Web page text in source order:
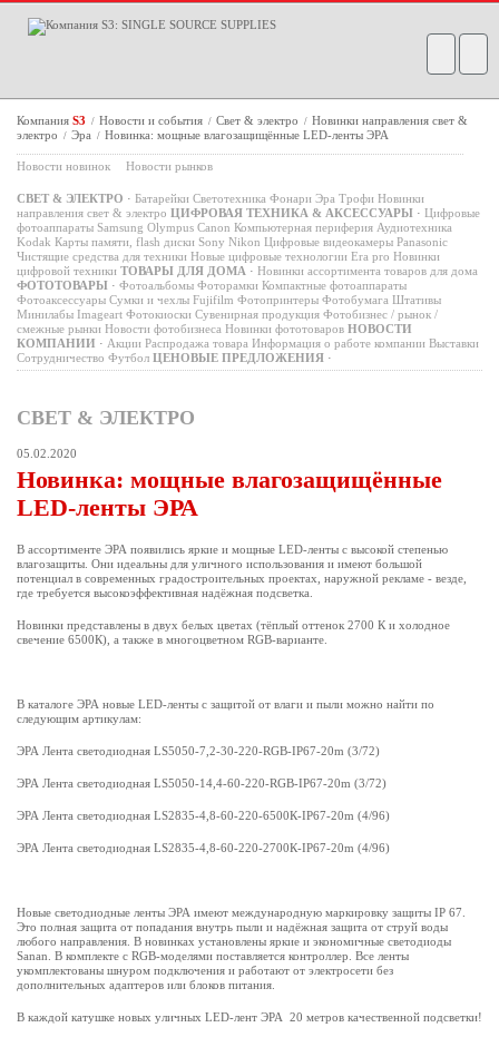
Компания S3 / Новости и события / Свет & электро / Новинки направления свет &
электро / Эра / Новинка: мощные влагозащищённые LED-ленты ЭРА
Новости новинок Новости рынков
СВЕТ & ЭЛЕКТРО · Батарейки Светотехника Фонари Эра Трофи Новинки
направления свет & электро ЦИФРОВАЯ ТЕХНИКА & АКСЕССУАРЫ · Цифровые
фотоаппараты Samsung Olympus Canon Компьютерная периферия Аудиотехника
Kodak Карты памяти, flash диски Sony Nikon Цифровые видеокамеры Panasonic
Чистящие средства для техники Новые цифровые технологии Era pro Новинки
цифровой техники ТОВАРЫ ДЛЯ ДОМА · Новинки ассортимента товаров для дома
ФОТОТОВАРЫ · Фотоальбомы Фоторамки Компактные фотоаппараты
Фотоаксессуары Сумки и чехлы Fujifilm Фотопринтеры Фотобумага Штативы
Минилабы Imageart Фотокиоски Сувенирная продукция Фотобизнес / рынок /
смежные рынки Новости фотобизнеса Новинки фототоваров НОВОСТИ
КОМПАНИИ · Акции Распродажа товара Информация о работе компании Выставки
Сотрудничество Футбол ЦЕНОВЫЕ ПРЕДЛОЖЕНИЯ ·
СВЕТ & ЭЛЕКТРО
05.02.2020
Новинка: мощные влагозащищённые
LED-ленты ЭРА
В ассортименте ЭРА появились яркие и мощные LED-ленты с высокой степенью
влагозащиты. Они идеальны для уличного использования и имеют большой
потенциал в современных градостроительных проектах, наружной рекламе - везде,
где требуется высокоэффективная надёжная подсветка.
Новинки представлены в двух белых цветах (тёплый оттенок 2700 К и холодное
свечение 6500К), а также в многоцветном RGB-варианте.
В каталоге ЭРА новые LED-ленты с защитой от влаги и пыли можно найти по
следующим артикулам:
ЭРА Лента светодиодная LS5050-7,2-30-220-RGB-IP67-20m (3/72)
ЭРА Лента светодиодная LS5050-14,4-60-220-RGB-IP67-20m (3/72)
ЭРА Лента светодиодная LS2835-4,8-60-220-6500К-IP67-20m (4/96)
ЭРА Лента светодиодная LS2835-4,8-60-220-2700К-IP67-20m (4/96)
Новые светодиодные ленты ЭРА имеют международную маркировку защиты IP 67.
Это полная защита от попадания внутрь пыли и надёжная защита от струй воды
любого направления. В новинках установлены яркие и экономичные светодиоды
Sanan. В комплекте с RGB-моделями поставляется контроллер. Все ленты
укомплектованы шнуром подключения и работают от электросети без
дополнительных адаптеров или блоков питания.
В каждой катушке новых уличных LED-лент ЭРА 20 метров качественной подсветки!